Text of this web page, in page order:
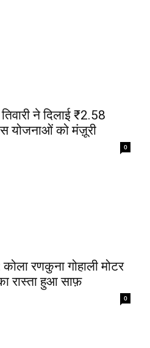
ने दिलाई ₹2.58
योजनाओं को मंज़ूरी
0
रणकुना गोहाली मोटर
का रास्ता हुआ साफ़
0